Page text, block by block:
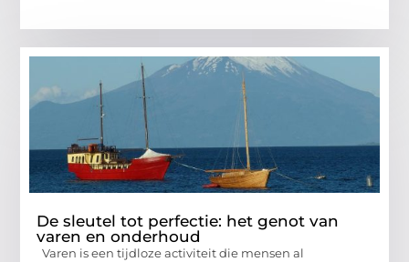
De sleutel tot perfectie: het genot van
varen en onderhoud
Varen is een tijdloze activiteit die mensen al